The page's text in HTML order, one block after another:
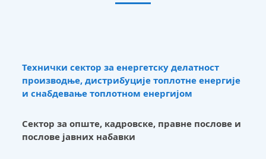
Технички сектор за енергетску делатност
производње, дистрибуције топлотне енергије
и снабдевање топлотном енергијом
Сектор за опште, кадровске, правне послове и
послове јавних набавки